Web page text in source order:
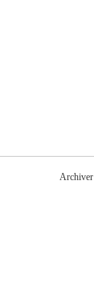
Archiver